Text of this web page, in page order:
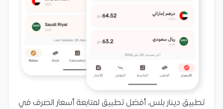
تطبيق دينار بلس، أفضل تطبيق لمتابعة أسعار الصرف في